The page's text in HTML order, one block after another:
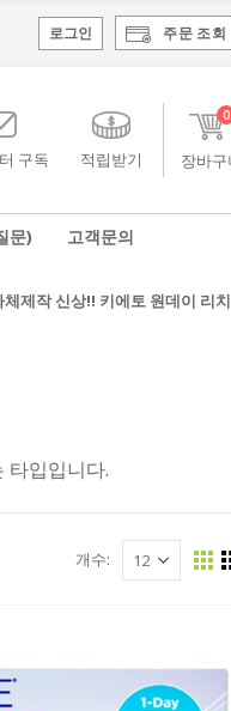
주문 조회
로그인
구독 적립받기
0
문) 고객문의
체제작 신상!! 키에토 원데이 리치
타입입니다.
개수: